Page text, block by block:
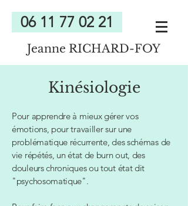
06 11 77 02 21
Jeanne RICHARD-FOY
Kinésiologie
Pour apprendre à mieux gérer vos
émotions, pour travailler sur une
problématique récurrente, des schémas de
vie répétés, un état de burn out, des
douleurs chroniques ou tout état dit
"psychosomatique".